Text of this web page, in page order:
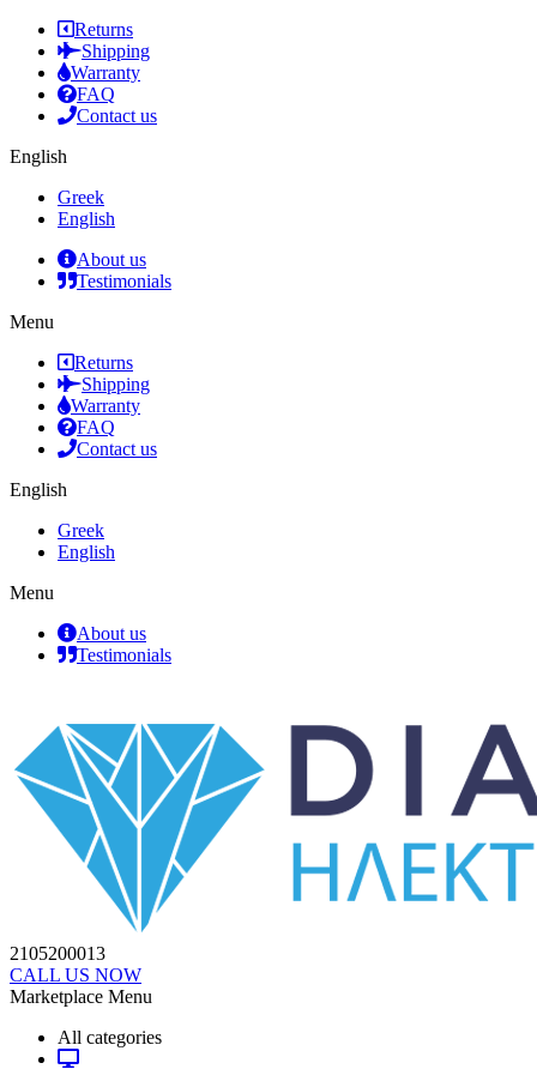
Returns
Shipping
Warranty
FAQ
Contact us
English
Greek
English
About us
Testimonials
Menu
Returns
Shipping
Warranty
FAQ
Contact us
English
Greek
English
Menu
About us
Testimonials
2105200013
CALL US NOW
Marketplace Menu
All categories